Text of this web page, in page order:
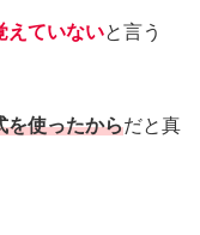
えていないと言う
を使ったからだと真